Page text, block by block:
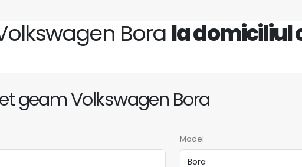
Bora la domiciliul
geam Volkswagen Bora
Model